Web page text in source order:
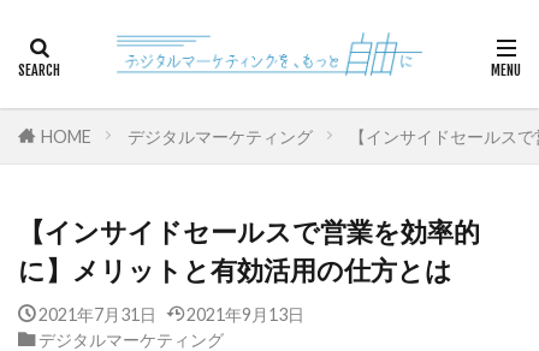
HOME デジタルマーケティング 【インサイドセールス
【インサイドセールスで営業を効率的
に】メリットと有効活用の仕方とは
2021年7月31日
2021年9月13日
デジタルマーケティング